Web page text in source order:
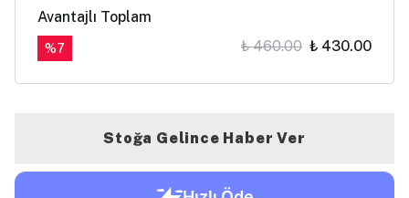
Avantajlı Toplam
%7 ₺ 460.00 ₺ 430.00
Stoğa Gelince Haber Ver